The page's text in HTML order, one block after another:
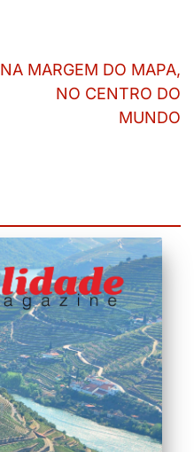
NA MARGEM DO MAPA,
NO CENTRO DO
MUNDO